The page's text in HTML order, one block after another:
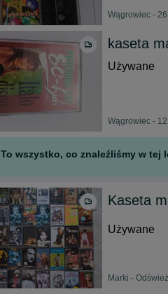
Wągrowiec -
kaseta
Używane
Wągrowiec -
To wszystko, co znaleźliśmy w tej
Kaseta
Używane
Marki -